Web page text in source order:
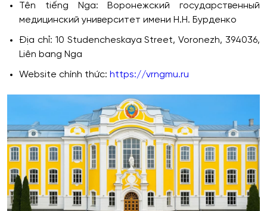
Tên tiếng Nga: Воронежский государственный
медицинский университет имени Н.Н. Бурденко
Địa chỉ: 10 Studencheskaya Street, Voronezh, 394036,
Liên bang Nga
Website chính thức: https://vrngmu.ru